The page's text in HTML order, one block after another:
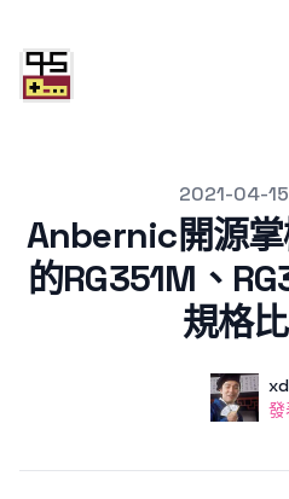
2021-04-15
Anbernic開源
的RG351M、
規格
使
發
發